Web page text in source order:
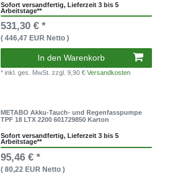
Sofort versandfertig, Lieferzeit 3 bis 5
Arbeitstage**
531,30 € *
( 446,47 EUR Netto )
In den Warenkorb
* inkl. ges. MwSt.zzgl. 9,90 €Versandkosten
METABO Akku-Tauch- und Regenfasspumpe
TPF 18 LTX 2200 601729850 Karton
Sofort versandfertig, Lieferzeit 3 bis 5
Arbeitstage**
95,46 € *
( 80,22 EUR Netto )